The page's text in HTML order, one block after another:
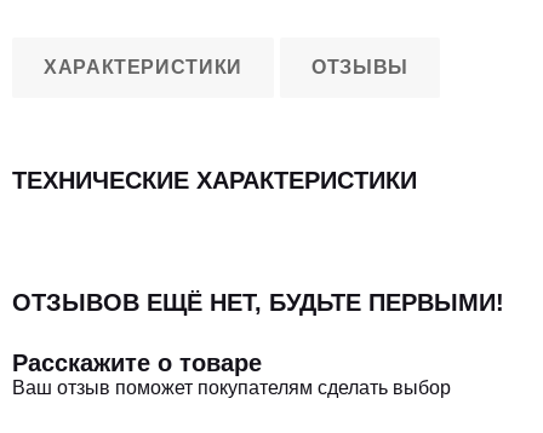
ХАРАКТЕРИСТИКИ ОТЗЫВЫ
ТЕХНИЧЕСКИЕ ХАРАКТЕРИСТИКИ
ОТЗЫВОВ ЕЩЁ НЕТ, БУДЬТЕ ПЕРВЫМИ!
Расскажите о товаре
Ваш отзыв поможет покупателям сделать выбор